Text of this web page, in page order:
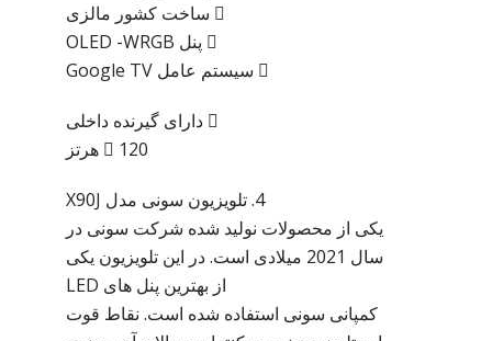
 ساخت کشور مالزی
 پنل OLED -WRGB
 سیستم عامل Google TV
 دارای گیرنده داخلی
 120 هرتز
4. تلویزیون سونی مدل X90J
یکی از محصولات نولید شده شرکت سونی در
سال 2021 میلادی است. در این تلویزیون یکی
از بهترین پنل های LED
کمپانی سونی استفاده شده است. نقاط قوت